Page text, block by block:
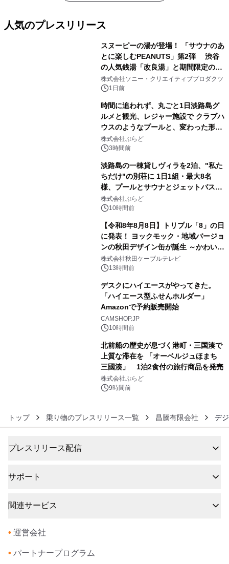
人気のプレスリリース
スヌーピーの湯が登場！ 「サウナのあ
とに楽しむPEANUTS」第2弾 渋谷
の人気銭湯「改良湯」と期間限定のコ
ラボレーション サウナイキタイコラ
ボグッズも発売決定！
株式会社ソニー・クリエイティブプロダクツ
1日前
時間に追われず、丸ごと1日淡路島グ
ルメと観光、レジャー施設で クラブハ
ウスのようなプールと、変わった形の
サウナも 「THE BOXY AWAJI」のお
得な素泊まり連泊プランで
株式会社ぷらど
3時間前
淡路島の一棟貸しヴィラを2泊、"私た
ちだけ"の別荘に 1日1組・最大8名
様、プールとサウナとジェットバス付
きで Villa Mon Temps AWAJIの連泊
素泊りプラン
株式会社ぷらど
10時間前
【令和8年8月8日】トリプル「8」の日
に発表！ ヨックモック・地域バージョ
ンの秋田デザイン缶が誕生 ～かわいい
秋田犬の子犬と秋田の四季と名所を巡
るパッケージ～ 9月1日(火)秋田県内で
株式会社秋田ケーブルテレビ
13時間前
デスクにハイエースがやってきた。
「ハイエース型ふせんホルダー」
Amazonで予約販売開始
CAMSHOP.JP
10時間前
北前船の歴史が息づく港町・三国湊で
上質な滞在を 「オーベルジュほまち
三國湊」 1泊2食付の旅行商品を発売
株式会社ぷらど
9時間前
トップ 乗り物のプレスリリース一覧 昌騰有限会社 デ
プレスリリース配信
サポート
関連サービス
• 運営会社
• パートナープログラム